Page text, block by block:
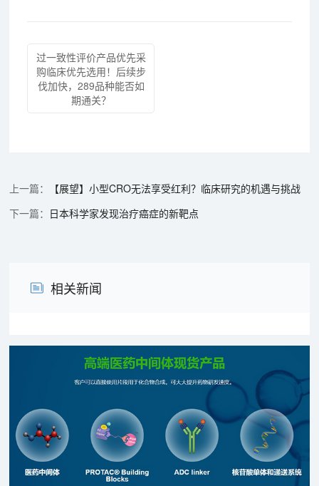
过一致性评价产品优先采
购临床优先选用！后续步
伐加快，289品种能否如
期通关？
【展望】小型CRO无法享受红利？临床研究的机遇与挑战
日本科学家发现治疗癌症的新靶点
相关新闻